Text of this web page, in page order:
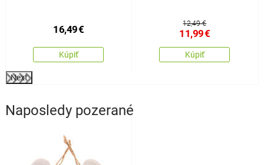
16,49€
Kúpiť
12,49 €
11,99€
Kúpiť
Next
Naposledy pozerané